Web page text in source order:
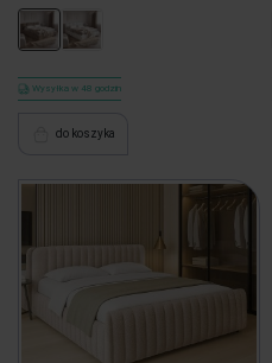
Wysyłka w 48 godzin
do koszyka